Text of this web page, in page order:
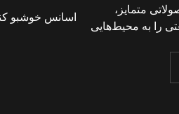
متمایز،
را به محیط‌هایی
اسانس خوشبو